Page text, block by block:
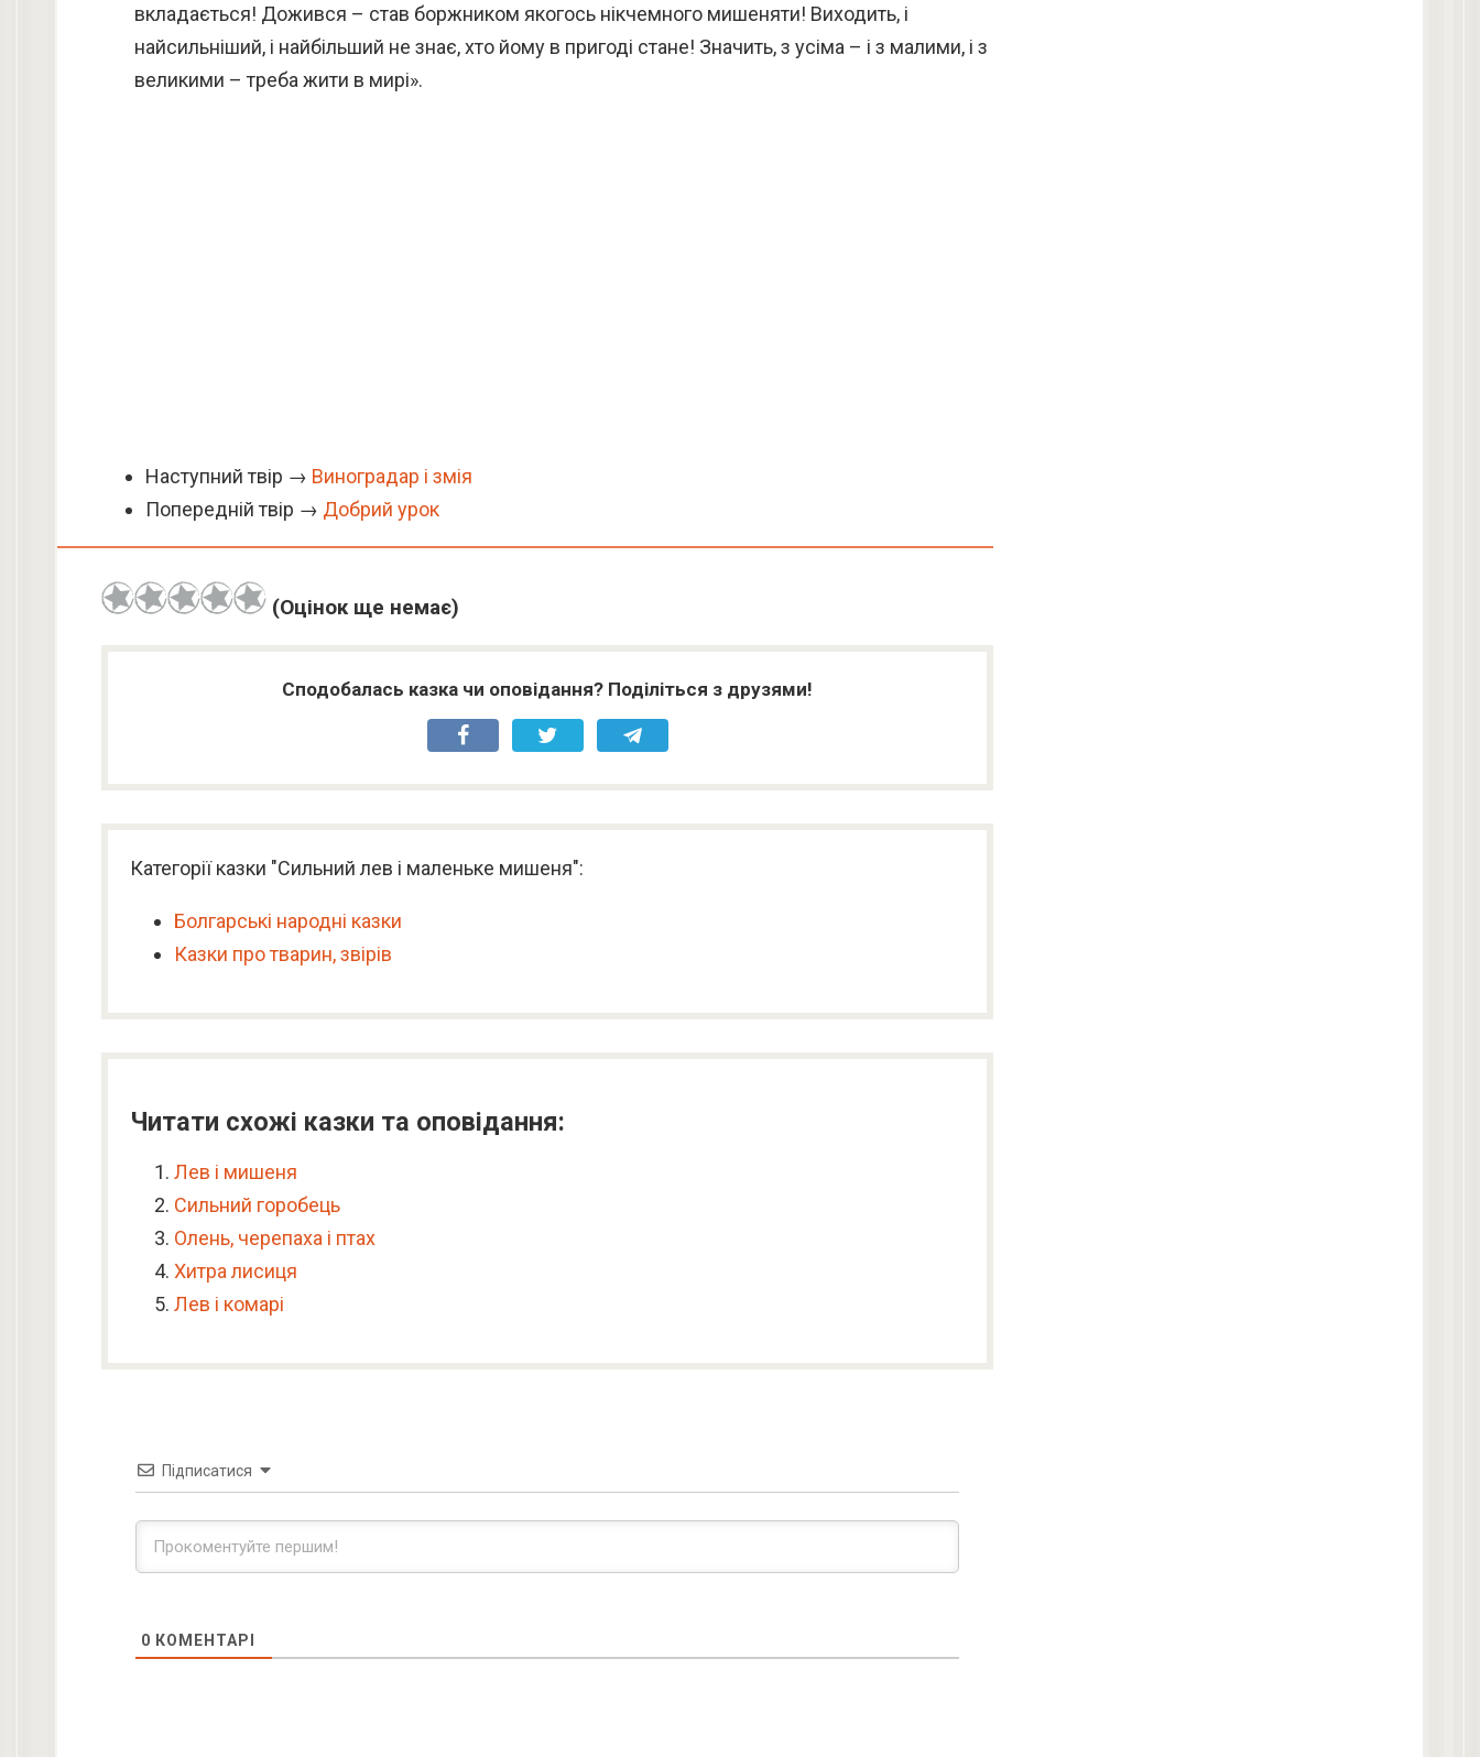
вкладається! Дожився – став боржником якогось нікчемного мишеняти! Виходить, і
найсильніший, і найбільший не знає, хто йому в пригоді стане! Значить, з усіма – і з малими, і з
великими – треба жити в мирі».
Наступний твір → Виноградар і змія
Попередній твір → Добрий урок
(Оцінок ще немає)
Сподобалась казка чи оповідання? Поділіться з друзями!
Категорії казки "Сильний лев і маленьке мишеня":
Болгарські народні казки
Казки про тварин, звірів
Читати схожі казки та оповідання:
Лев і мишеня
Сильний горобець
Олень, черепаха і птах
Хитра лисиця
Лев і комарі
Підписатися
0 КОМЕНТАРІ